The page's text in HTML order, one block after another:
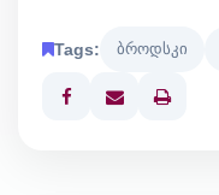
Tags: ბროდსკი
Print